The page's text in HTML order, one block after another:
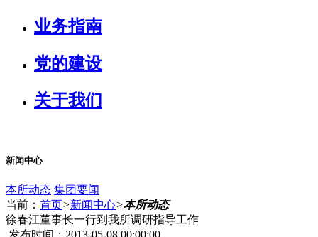
业务指南
党的建设
关于我们
新闻中心
本所动态 集团要闻
当前： 首页>新闻中心>本所动态
徐春江董事长一行到我所调研指导工作